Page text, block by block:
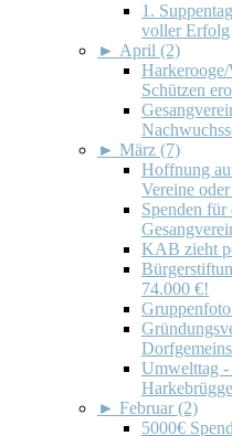
1.
voller Erfolg
► April (2)
Schützen
► März (7)
Hoffnung
Vereine
Spenden
KAB zieht
74.000 €!
Umwelttag -
► Februar (2)
5000€